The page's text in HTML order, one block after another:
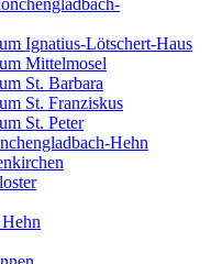
Ignatius-Lötschert-Haus
Mittelmosel
St. Barbara
St. Franziskus
St. Peter
Hehn